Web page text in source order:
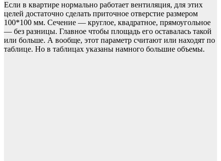
Если в квартире нормально работает вентиляция, для этих
целей достаточно сделать приточное отверстие размером
100*100 мм. Сечение — круглое, квадратное, прямоугольное
— без разницы. Главное чтобы площадь его оставалась такой
или больше. А вообще, этот параметр считают или находят по
таблице. Но в таблицах указаны намного большие объемы.